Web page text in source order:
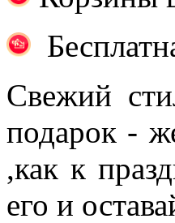
Свежий
подарок -
,как к
его и